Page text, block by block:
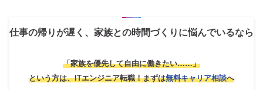
仕事の帰りが遅く、家族との時間づくりに悩んでいるなら
「家族を優先して自由に働きたい……」
という方は、ITエンジニア転職！まずは無料キャリア相談へ